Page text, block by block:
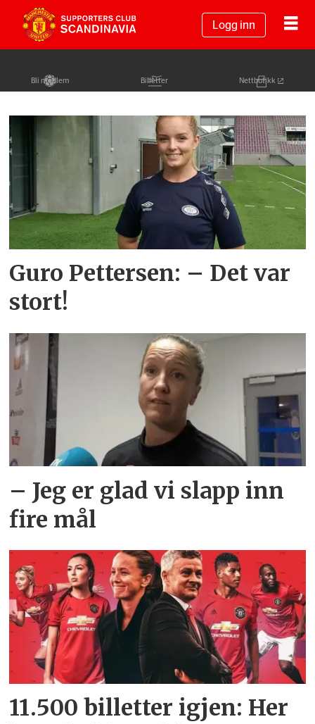
Logg inn
Bli medlem Billetter Nettbutikk
Tag:
vålerenga
v
united
Guro Pettersen: – Det var
stort!
– Jeg er glad vi slapp inn
fire mål
11.500 billetter igjen: Her